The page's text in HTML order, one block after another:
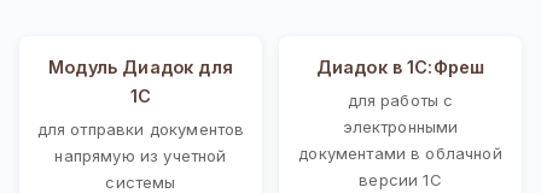
Модуль Диадок для
1С
для отправки документов
напрямую из учетной
системы
Диадок в 1С:Фреш
для работы с
электронными
документами в облачной
версии 1С